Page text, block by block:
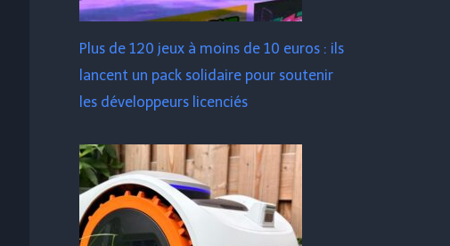
Plus de 120 jeux à moins de 10 euros : ils
lancent un pack solidaire pour soutenir
les développeurs licenciés